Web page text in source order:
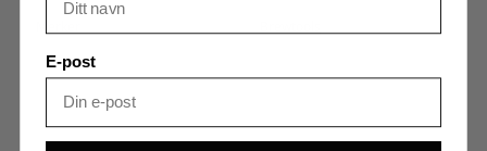
E-post